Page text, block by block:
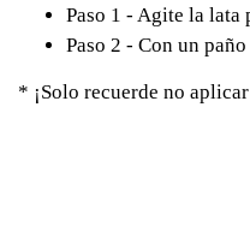
Paso 1 - Agite la
Paso 2 - Con un
* ¡Solo recuerde no